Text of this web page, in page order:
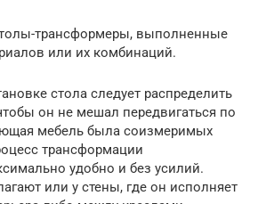
трансформеры, выполненные
или их комбинаций.
стола следует распределить
он не мешал передвигаться по
мебель была соизмеримых
трансформации
удобно и без усилий.
или у стены, где он исполняет